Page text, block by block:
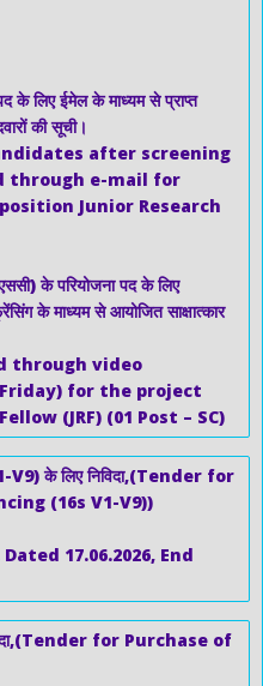
के लिए ईमेल के माध्यम से प्राप्त
की सूची।
after screening
through e-mail for
Junior Research
के परियोजना पद के लिए
के माध्यम से आयोजित साक्षात्कार
through video
for the project
(JRF) (01 Post – SC)
V9) के लिए निविदा,(Tender for
(16s V1-V9))
17.06.2026, End
for Purchase of